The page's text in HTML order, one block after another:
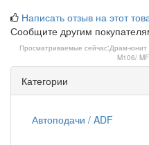
Написать отзыв на этот
Сообщите другим
Просматриваемые сейчас:Драм-юнит
M106/
Категории
Автоподачи / ADF